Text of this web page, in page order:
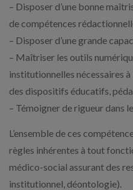
– Disposer d’une bonne
de compétences
– Disposer d’une grande
– Maîtriser les outils
institutionnelles nécessaires
des dispositifs éducatifs,
– Témoigner de rigueur dans
L’ensemble de ces
règles inhérentes à tout
médico-social assurant des
institutionnel, déontologie).